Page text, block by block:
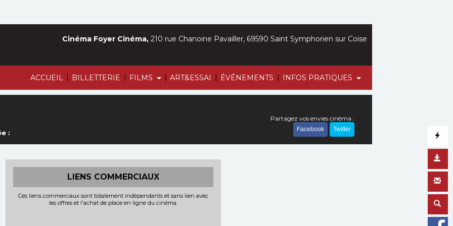
ACCUEIL | BILLETTERIE | FILMS | ART&ESSAI | ÉVÉNEMENTS | INFOS PRATIQUES
Cinéma Foyer Cinéma, 210 rue Chanoine Pavailler, 69590 Saint Symphorien sur Coise
:
Partagez vos envies cinéma :
Facebook Twitter
LIENS COMMERCIAUX
Ces liens commerciaux sont totalement indépendants et sans lien avec
les offres et l'achat de place en ligne du cinéma.